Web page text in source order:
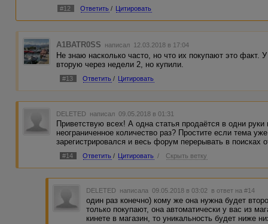
#12 Ответить / Цитировать
A1BATR0SS написал 12.03.2018 в 17:04
Не знаю насколько часто, но что их покупают это факт.
вторую через недели 2, но купили.
#13 Ответить / Цитировать
DELETED написал 09.05.2018 в 01:31
Приветствую всех! А одна статья продаётся в одни руки
неограниченное количество раз? Простите если тема
зарегистрировался и весь форум перерывать в поисках
#14 Ответить / Цитировать / Скрыть ветку
DELETED написала 09.05.2018 в 03:02 в ответ на #14
один раз конечно) кому же она нужна будет
только покупают, она автоматически у вас из
кинете в магазин, то уникальность будет ниже